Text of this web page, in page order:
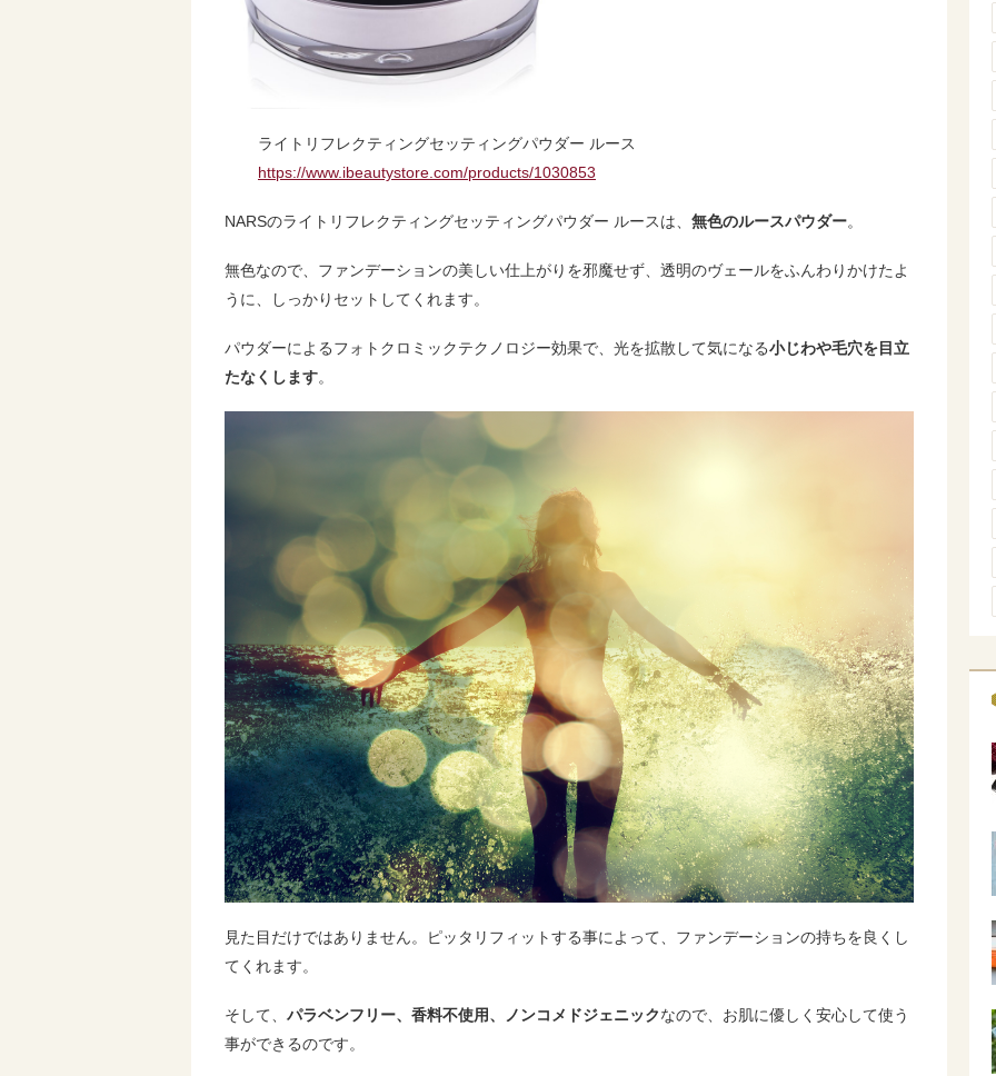
ライトリフレクティングセッティングパウダー ルース
https://www.ibeautystore.com/products/1030853
NARSのライトリフレクティングセッティングパウダー ルースは、 無色のルースパウダー。
無色なので、ファンデーションの美しい仕上がりを邪魔せず、透明のヴェールをふんわりかけたよ
うに、しっかりセットしてくれます。
パウダーによるフォトクロミックテクノロジー効果で、光を拡散して気になる小じわや毛穴を目立
たなくします。
見た目だけではありません。ピッタリフィットする事によって、ファンデーションの持ちを良くし
てくれます。
そして、 パラベンフリー、香料不使用、ノンコメドジェニックなので、お肌に優しく安心して使う
事ができるのです。